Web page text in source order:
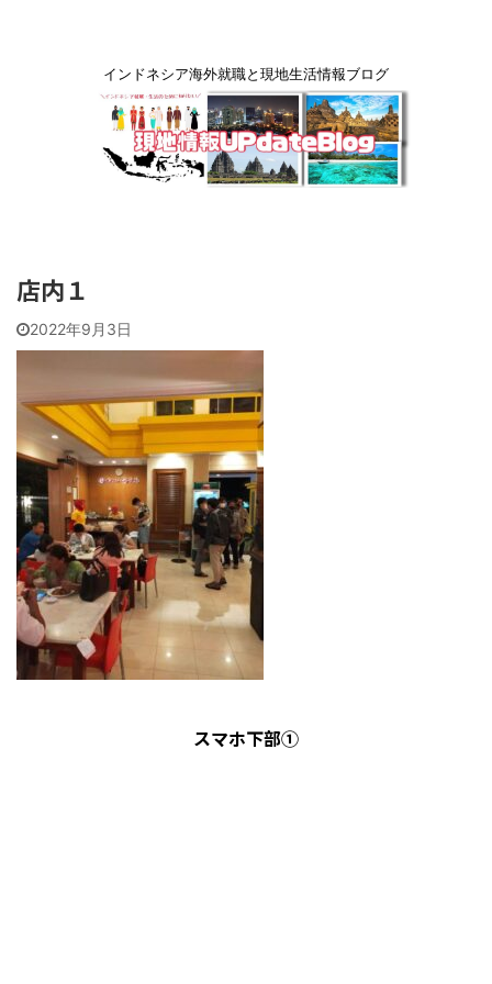
インドネシア海外就職と現地生活情報ブログ
店内１
2022年9月3日
スマホ下部①